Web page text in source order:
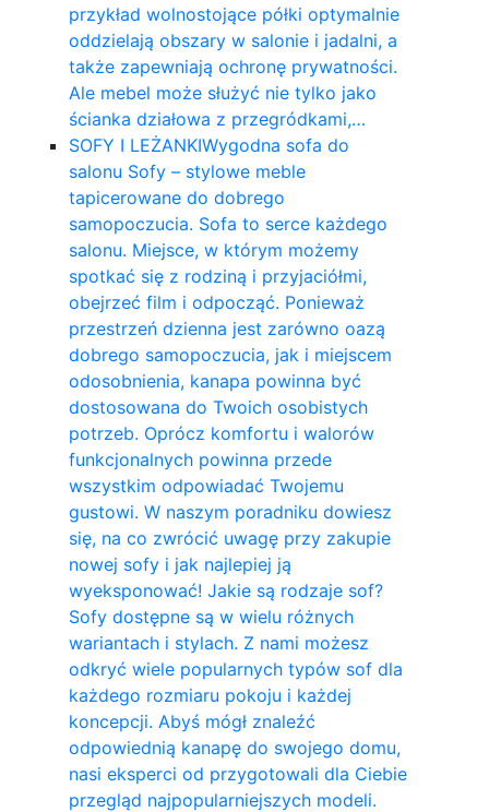
przykład wolnostojące półki optymalnie
oddzielają obszary w salonie i jadalni, a
także zapewniają ochronę prywatności.
Ale mebel może służyć nie tylko jako
ścianka działowa z przegródkami,…
SOFY I LEŻANKIWygodna sofa do
salonu Sofy – stylowe meble
tapicerowane do dobrego
samopoczucia. Sofa to serce każdego
salonu. Miejsce, w którym możemy
spotkać się z rodziną i przyjaciółmi,
obejrzeć film i odpocząć. Ponieważ
przestrzeń dzienna jest zarówno oazą
dobrego samopoczucia, jak i miejscem
odosobnienia, kanapa powinna być
dostosowana do Twoich osobistych
potrzeb. Oprócz komfortu i walorów
funkcjonalnych powinna przede
wszystkim odpowiadać Twojemu
gustowi. W naszym poradniku dowiesz
się, na co zwrócić uwagę przy zakupie
nowej sofy i jak najlepiej ją
wyeksponować! Jakie są rodzaje sof?
Sofy dostępne są w wielu różnych
wariantach i stylach. Z nami możesz
odkryć wiele popularnych typów sof dla
każdego rozmiaru pokoju i każdej
koncepcji. Abyś mógł znaleźć
odpowiednią kanapę do swojego domu,
nasi eksperci od przygotowali dla Ciebie
przegląd najpopularniejszych modeli.